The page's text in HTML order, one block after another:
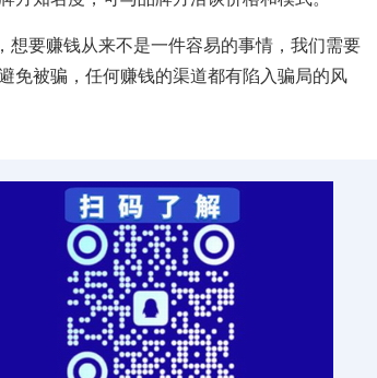
要赚钱从来不是一件容易的事情，我们需要
免被骗，任何赚钱的渠道都有陷入骗局的风